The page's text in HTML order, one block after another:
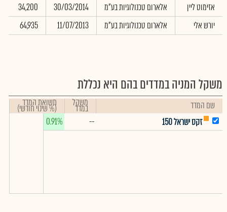
אזימוט ליין
אלארום טכנולוגיות בע"מ 30/03/2014
34,200
יורש אלי
אלארום טכנולוגיות בע"מ 11/07/2013
64,935
משקל המניה במדדים בהם היא נכללת
שם המדד משקל
במדד תשואת המדד
(% שינוי חודשי)
זקס ישראל 150
--
0.91%